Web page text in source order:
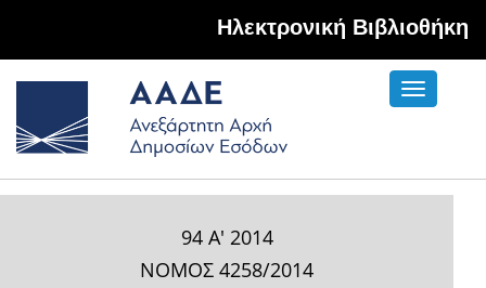
Hλεκτρονική Βιβλιοθήκη
Toggle
94 Α' 2014
ΝΟΜΟΣ 4258/2014